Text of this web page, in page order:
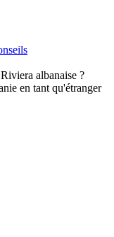
albanaise ?
en tant qu'étranger